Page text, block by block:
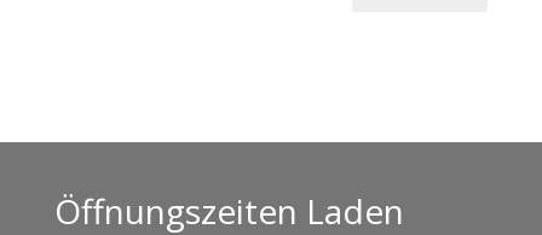
Öffnungszeiten Laden